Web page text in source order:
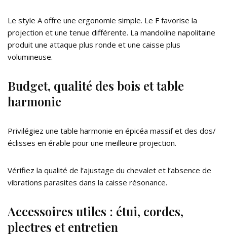
Le style A offre une ergonomie simple. Le F favorise la
projection et une tenue différente. La mandoline napolitaine
produit une attaque plus ronde et une caisse plus
volumineuse.
Budget, qualité des bois et table
harmonie
Privilégiez une table harmonie en épicéa massif et des dos/
éclisses en érable pour une meilleure projection.
Vérifiez la qualité de l’ajustage du chevalet et l’absence de
vibrations parasites dans la caisse résonance.
Accessoires utiles : étui, cordes,
plectres et entretien